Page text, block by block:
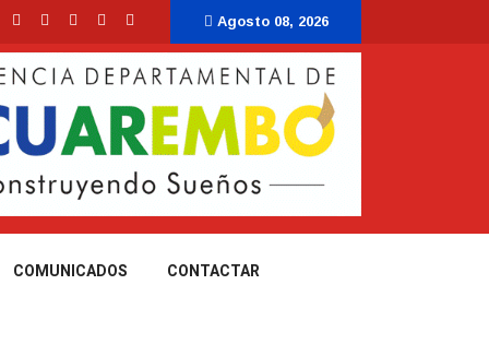
Agosto 08, 2026
COMUNICADOS CONTACTAR